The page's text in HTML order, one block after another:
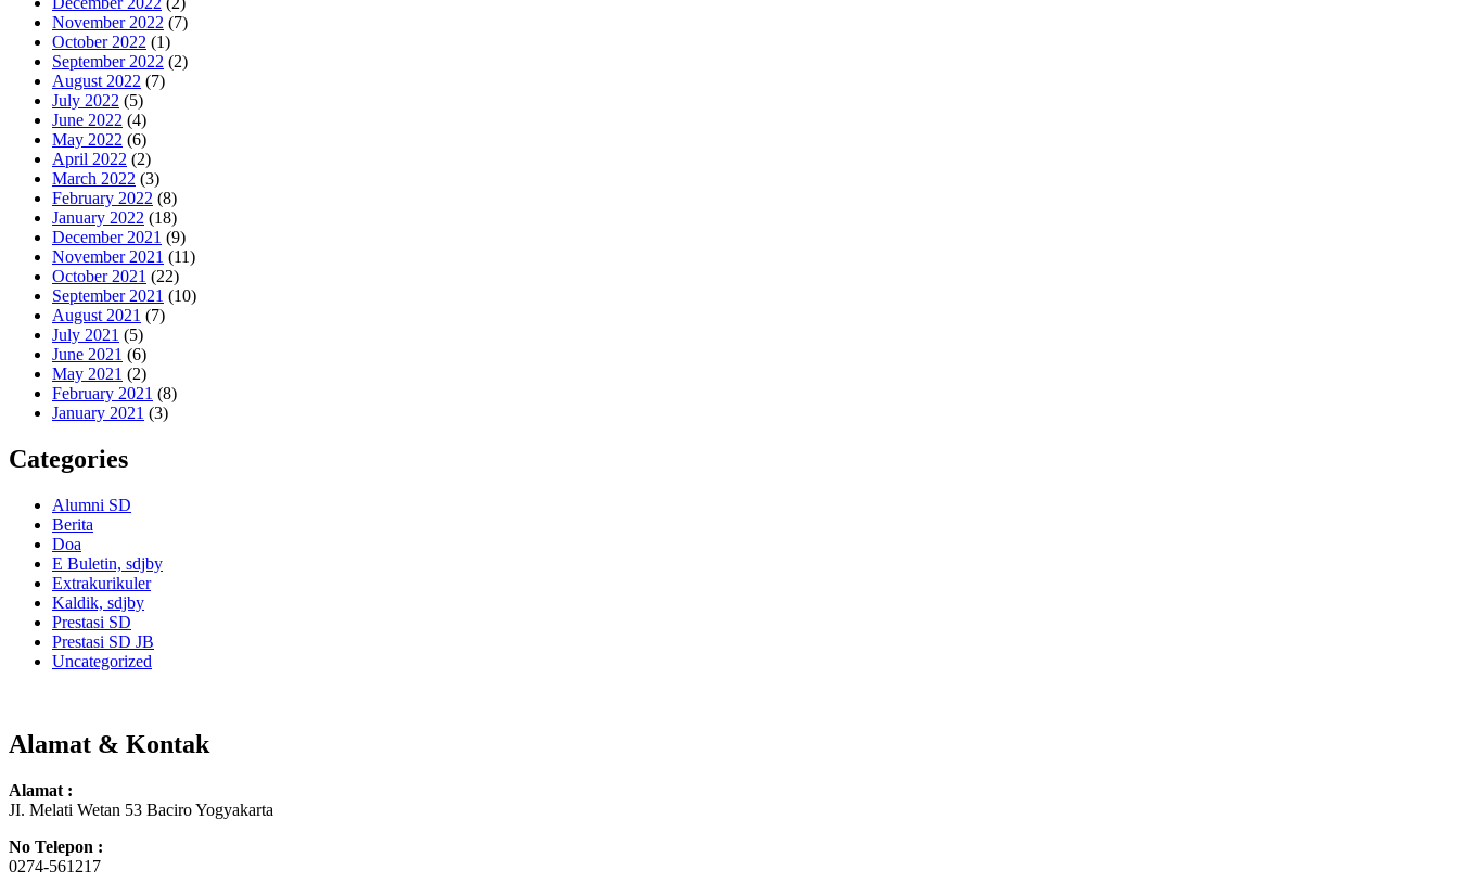
November 2022 (7)
October 2022 (1)
September 2022 (2)
August 2022 (7)
July 2022 (5)
June 2022 (4)
May 2022 (6)
April 2022 (2)
March 2022 (3)
February 2022 (8)
January 2022 (18)
December 2021 (9)
November 2021 (11)
October 2021 (22)
September 2021 (10)
August 2021 (7)
July 2021 (5)
June 2021 (6)
May 2021 (2)
February 2021 (8)
January 2021 (3)
Categories
Alumni SD
Berita
Doa
E Buletin, sdjby
Extrakurikuler
Kaldik, sdjby
Prestasi SD
Prestasi SD JB
Uncategorized
Alamat & Kontak
Alamat :
JI. Melati Wetan 53 Baciro Yogyakarta
No Telepon :
0274-561217